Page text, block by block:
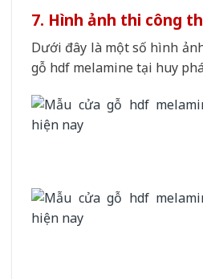
7. Hình ảnh thi công
Dưới đây là một số hình
gỗ hdf melamine tại huy